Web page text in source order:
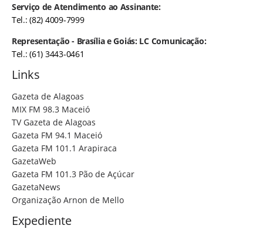
Serviço de Atendimento ao Assinante:
Tel.: (82) 4009-7999
Representação - Brasília e Goiás: LC Comunicação:
Tel.: (61) 3443-0461
Links
Gazeta de Alagoas
MIX FM 98.3 Maceió
TV Gazeta de Alagoas
Gazeta FM 94.1 Maceió
Gazeta FM 101.1 Arapiraca
GazetaWeb
Gazeta FM 101.3 Pão de Açúcar
GazetaNews
Organização Arnon de Mello
Expediente